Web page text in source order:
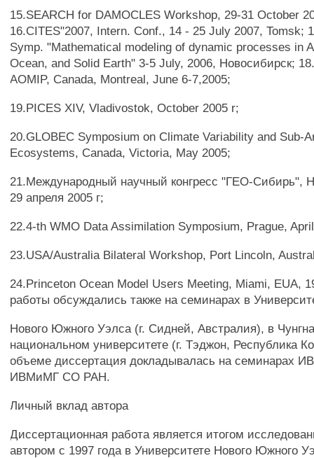
15.SEARCH for DAMOCLES Workshop, 29-31 October
16.CITES"2007, Intern. Conf., 14 - 25 July 2007, Tomsk;
Symp. "Mathematical modeling of dynamic processes in
Ocean, and Solid Earth" 3-5 July, 2006, Новосибирск;
AOMIP, Canada, Montreal, June 6-7,2005;
19.PICES XIV, Vladivostok, October 2005 r;
20.GLOBEC Symposium on Climate Variability and Sub-
Ecosystems, Canada, Victoria, May 2005;
21.Международный научный конгресс "ГЕО-Сибирь",
29 апреля 2005 г;
22.4-th WMO Data Assimilation Symposium, Prague,
23.USA/Australia Bilateral Workshop, Port Lincoln,
24.Princeton Ocean Model Users Meeting, Miami, EUA,
работы обсуждались также на семинарах в
Нового Южного Уэлса (г. Сидней, Австралия), в
национальном университете (г. Тэджон, Республика
объеме диссертация докладывалась на семинарах
ИВМиМГ СО РАН.
Личный вклад автора
Диссертационная работа является итогом
автором с 1997 года в Университете Нового Южного